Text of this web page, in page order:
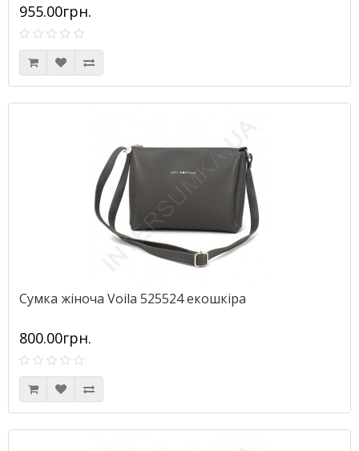
955.00грн.
Сумка жіноча Voila 525524 екошкіра
800.00грн.